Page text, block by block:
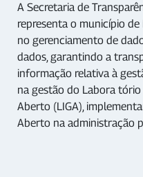
A Secretaria de
representa o município
no gerenciamento de
dados, garantindo a
informação relativa à
na gestão do Labora
Aberto (LIGA),
Aberto na administração